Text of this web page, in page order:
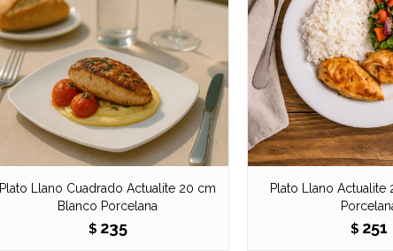
Plato Llano Cuadrado Actualite 20 cm
Blanco Porcelana
$ 235
Plato Llano Actualite
$ 251